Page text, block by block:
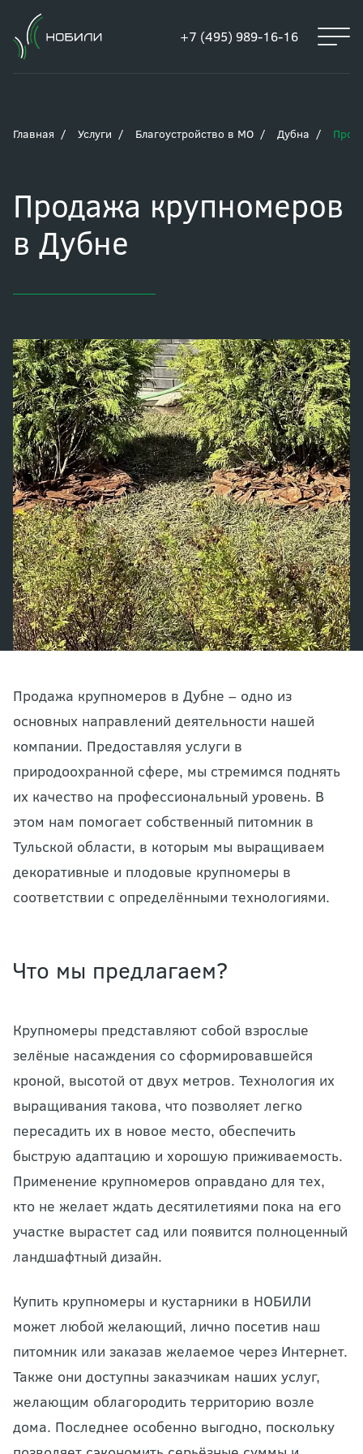
+7 (495) 989-16-16
Главная Услуги Благоустройство в МО Дубна
Продажа крупномеров
в Дубне
Продажа крупномеров в Дубне – одно из
основных направлений деятельности нашей
компании. Предоставляя услуги в
природоохранной сфере, мы стремимся поднять
их качество на профессиональный уровень. В
этом нам помогает собственный питомник в
Тульской области, в которым мы выращиваем
декоративные и плодовые крупномеры в
соответствии с определёнными технологиями.
Что мы предлагаем?
Крупномеры представляют собой взрослые
зелёные насаждения со сформировавшейся
кроной, высотой от двух метров. Технология их
выращивания такова, что позволяет легко
пересадить их в новое место, обеспечить
быструю адаптацию и хорошую приживаемость.
Применение крупномеров оправдано для тех,
кто не желает ждать десятилетиями пока на его
участке вырастет сад или появится полноценный
ландшафтный дизайн.
Купить крупномеры и кустарники в НОБИЛИ
может любой желающий, лично посетив наш
питомник или заказав желаемое через Интернет.
Также они доступны заказчикам наших услуг,
желающим облагородить территорию возле
дома. Последнее особенно выгодно, поскольку